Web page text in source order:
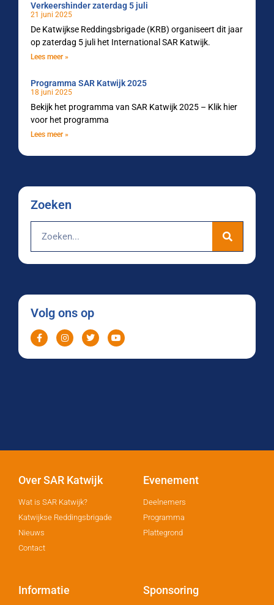
Verkeershinder zaterdag 5 juli
21 juni 2025
De Katwijkse Reddingsbrigade (KRB) organiseert dit jaar
op zaterdag 5 juli het International SAR Katwijk.
Lees meer »
Programma SAR Katwijk 2025
18 juni 2025
Bekijk het programma van SAR Katwijk 2025 – Klik hier
voor het programma
Lees meer »
Zoeken
Volg ons op
Over SAR Katwijk
Wat is SAR Katwijk?
Katwijkse Reddingsbrigade
Nieuws
Contact
Evenement
Deelnemers
Programma
Plattegrond
Informatie Sponsoring